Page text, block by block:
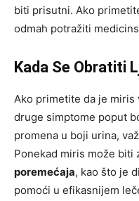
biti prisutni. Ako
odmah potražiti
Kada Se Obratiti
Ako primetite da je miris
druge simptome poput
promena u boji urina,
Ponekad miris može biti
poremećaja, kao što je
pomoći u efikasnijem